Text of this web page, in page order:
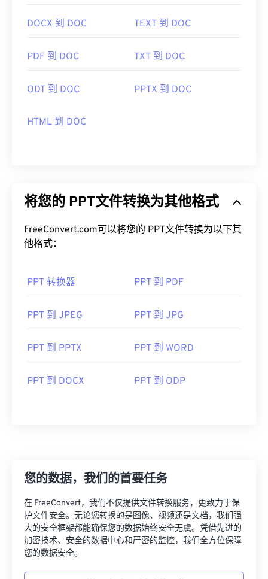
DOCX 到 DOC TEXT 到 DOC
PDF 到 DOC TXT 到 DOC
ODT 到 DOC PPTX 到 DOC
HTML 到 DOC
将您的 PPT文件转换为其他格式
FreeConvert.com可以将您的 PPT文件转换为以下其
他格式：
PPT 转换器 PPT 到 PDF
PPT 到 JPEG PPT 到 JPG
PPT 到 PPTX PPT 到 WORD
PPT 到 DOCX PPT 到 ODP
您的数据，我们的首要任务
在 FreeConvert，我们不仅提供文件转换服务，更致力于保
护文件安全。无论您转换的是图像、视频还是文档，我们强
大的安全框架都能确保您的数据始终安全无虞。凭借先进的
加密技术、安全的数据中心和严密的监控，我们全方位保障
您的数据安全。